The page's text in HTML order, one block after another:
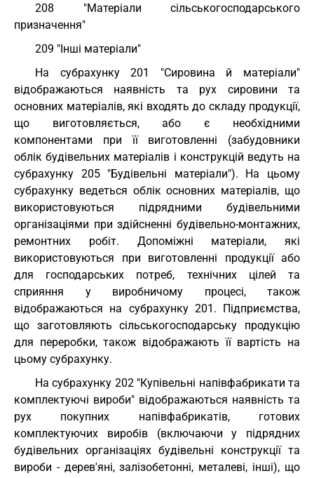
208 "Матеріали сільськогосподарського
призначення"
209 "Інші матеріали"
На субрахунку 201 "Сировина й матеріали"
відображаються наявність та рух сировини та
основних матеріалів, які входять до складу продукції,
що виготовляється, або є необхідними
компонентами при її виготовленні (забудовники
облік будівельних матеріалів і конструкцій ведуть на
субрахунку 205 "Будівельні матеріали"). На цьому
субрахунку ведеться облік основних матеріалів, що
використовуються підрядними будівельними
організаціями при здійсненні будівельно-монтажних,
ремонтних робіт. Допоміжні матеріали, які
використовуються при виготовленні продукції або
для господарських потреб, технічних цілей та
сприяння у виробничому процесі, також
відображаються на субрахунку 201. Підприємства,
що заготовляють сільськогосподарську продукцію
для переробки, також відображають її вартість на
цьому субрахунку.
На субрахунку 202 "Купівельні напівфабрикати та
комплектуючі вироби" відображаються наявність та
рух покупних напівфабрикатів, готових
комплектуючих виробів (включаючи у підрядних
будівельних організаціях будівельні конструкції та
вироби - дерев'яні, залізобетонні, металеві, інші), що